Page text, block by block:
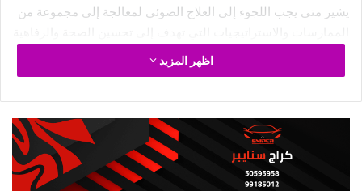
يشير متى يجب اللجوء إلى العلاج الضوئي لمعالجة إلى مجموعة من
بشكل عام. سواء كنت مبتدئاً أو لديك خبرة سابقة، فهم أساسيات
متى يجب اللجوء إلى العلاج الضوئي لمعالجة هو الخطوة الأولى
علاج الصدفية بالعلاج الضوئي
والآن إليك عزيزي القارئ كيفية علاج الصدفية بالعلاج
اظهر المزيد